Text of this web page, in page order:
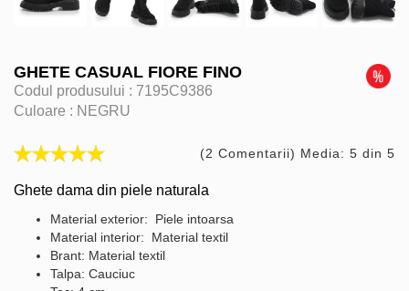
GHETE CASUAL FIORE FINO
Codul produsului : 7195C9386
Culoare : NEGRU
(2 Comentarii) Media: 5 din 5
Ghete dama din piele naturala
Material exterior: Piele intoarsa
Material interior: Material textil
Brant: Material textil
Talpa: Cauciuc